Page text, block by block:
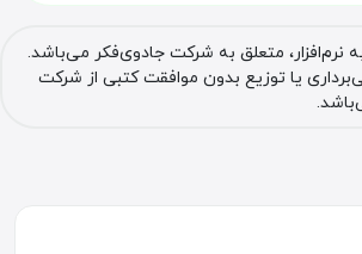
نرم‌افزار، متعلق به شرکت جادوی‌فکر می‌باشد.
یا توزیع بدون موافقت کتبی از شرکت